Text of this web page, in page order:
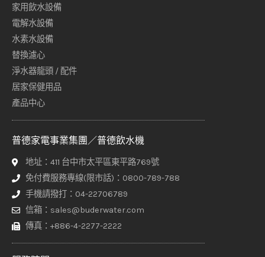
家用飲水設備
電解水設備
水素水設備
替換濾心
淨水器龍頭 / 配件
居家保健用品
產品中心
普德家電事業集團／普德飲水機
地址：411 台中市太平區東平路769號
免付費服務專線(限市話)：0800-789-788
手機請撥打：04-22706789
信箱：sales@buderwater.com
傳真：+886-4-2277-2222